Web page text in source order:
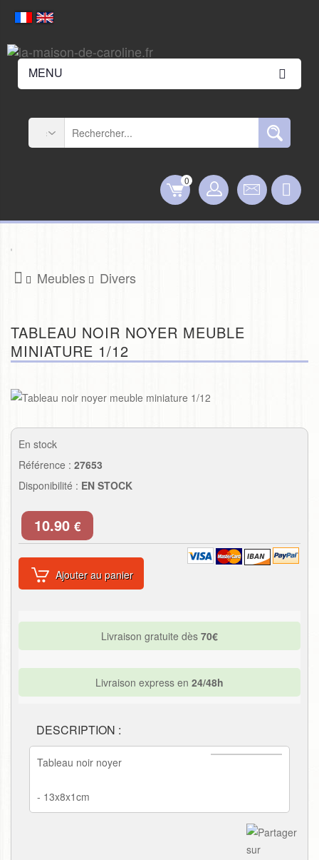
MENU
0
Meubles Divers
TABLEAU NOIR NOYER MEUBLE
MINIATURE 1/12
En stock
Référence : 27653
Disponibilité : EN STOCK
10.90 €
Ajouter au panier
Livraison gratuite dès 70€
Livraison express en 24/48h
DESCRIPTION :
Tableau noir noyer
- 13x8x1cm